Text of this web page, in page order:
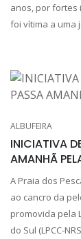
anos, por fortes
foi vítima a uma
ALBUFEIRA
INICIATIVA
AMANHÃ
A Praia dos
ao cancro da
promovida pela
do Sul (LPCC-